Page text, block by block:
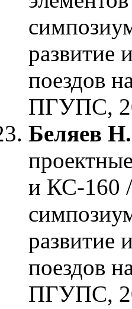
развитие
поездов
ПГУПС,
Беляев
и КС-160
развитие
поездов
ПГУПС,